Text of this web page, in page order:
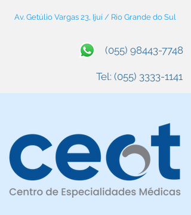
Av. Getúlio Vargas 23, Ijuí / Rio Grande do Sul
(055) 98443-7748
Tel: (055) 3333-1141